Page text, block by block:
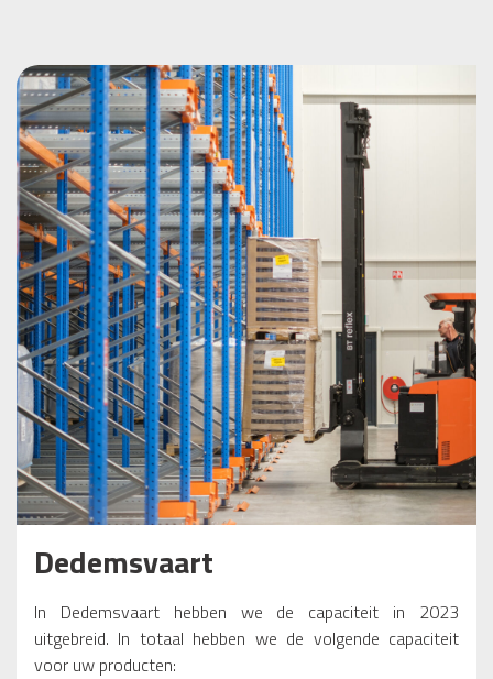
Dedemsvaart
In Dedemsvaart hebben we de capaciteit in 2023
uitgebreid. In totaal hebben we de volgende capaciteit
voor uw producten: